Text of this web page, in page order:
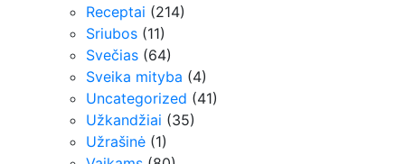
Receptai (214)
Sriubos (11)
Svečias (64)
Sveika mityba (4)
Uncategorized (41)
Užkandžiai (35)
Užrašinė (1)